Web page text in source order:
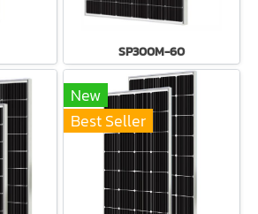
SP300M-60
New
Best Seller